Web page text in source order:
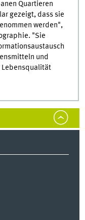
Quartieren
gezeigt, dass sie
werden",
"Sie
und
Lebensqualität